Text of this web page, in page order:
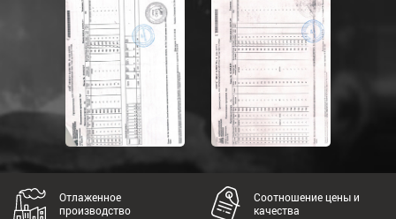
Отлаженное
производство
Соотношение цены и
качества